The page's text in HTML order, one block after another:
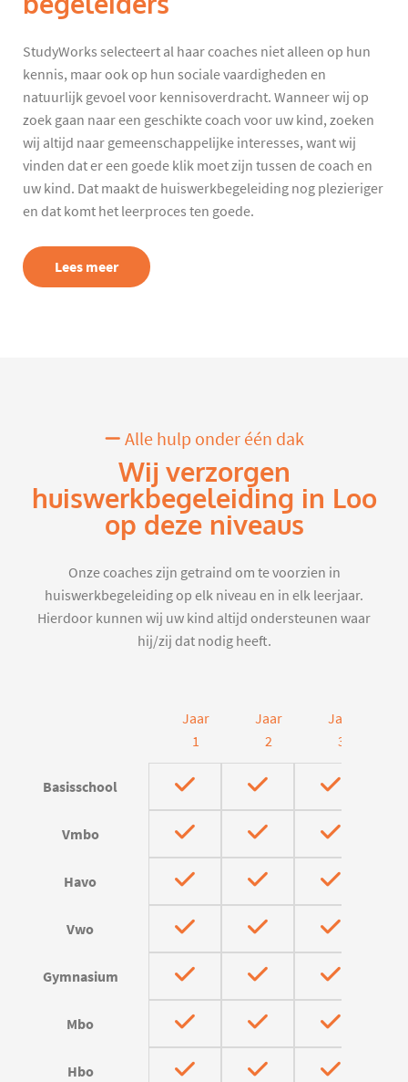
StudyWorks selecteert al haar coaches niet alleen op hun
kennis, maar ook op hun sociale vaardigheden en
natuurlijk gevoel voor kennisoverdracht. Wanneer wij op
zoek gaan naar een geschikte coach voor uw kind, zoeken
wij altijd naar gemeenschappelijke interesses, want wij
vinden dat er een goede klik moet zijn tussen de coach en
uw kind. Dat maakt de huiswerkbegeleiding nog plezieriger
en dat komt het leerproces ten goede.
Lees meer
Alle hulp onder één dak
Wij verzorgen
huiswerkbegeleiding in Loo
op deze niveaus
Onze coaches zijn getraind om te voorzien in
huiswerkbegeleiding op elk niveau en in elk leerjaar.
Hierdoor kunnen wij uw kind altijd ondersteunen waar
hij/zij dat nodig heeft.
Jaar
1
Jaar
2
Jaar
3
Basisschool
Vmbo
Havo
Vwo
Gymnasium
Mbo
Hbo